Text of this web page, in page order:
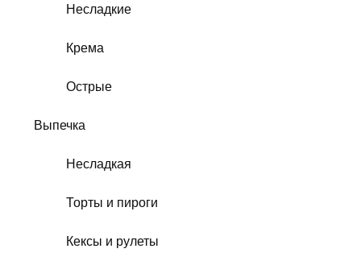
Несладкие
Крема
Острые
Выпечка
Несладкая
Торты и пироги
Кексы и рулеты